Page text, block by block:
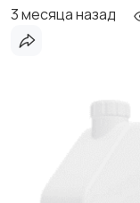
3 месяца назад